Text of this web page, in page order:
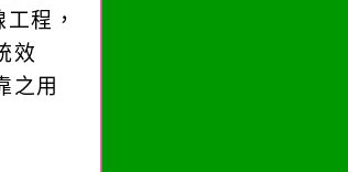
程，
效
之用